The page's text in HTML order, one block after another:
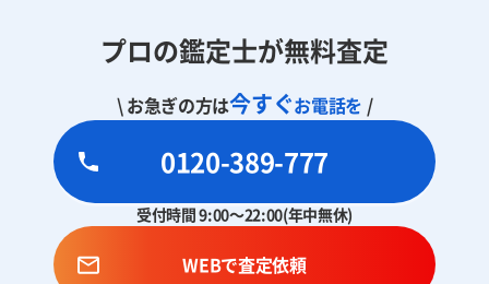
プロの鑑定士が無料査定
\ お急ぎの方は今すぐお電話を /
0120-389-777
受付時間 9:00～22:00(年中無休)
WEBで査定依頼